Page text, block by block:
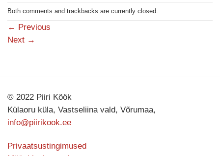
Both comments and trackbacks are currently closed.
← Previous
Next →
© 2022 Piiri Köök
Külaoru küla, Vastseliina vald, Võrumaa,
info@piirikook.ee
Privaatsustingimused